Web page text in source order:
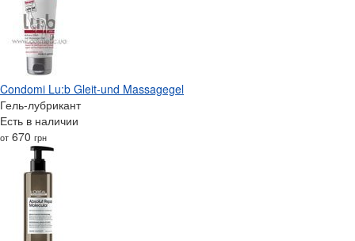
Condomi Lu:b Gleit-und Massagegel
Гель-лубрикант
Есть в наличии
от 670 грн